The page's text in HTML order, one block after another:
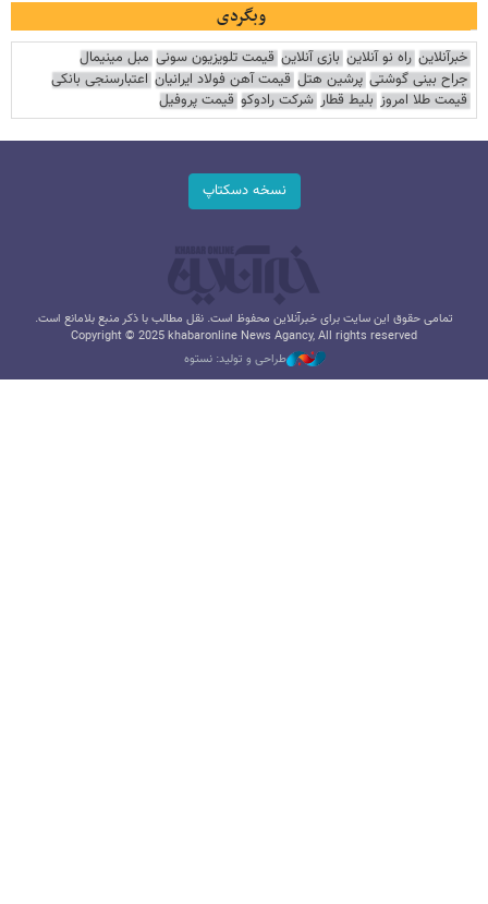
وبگردی
خبرآنلاین راه نو آنلاین بازی آنلاین قیمت تلویزیون سونی مبل مینیمال
جراح بینی گوشتی پرشین هتل قیمت آهن فولاد ایرانیان اعتبارسنجی بانکی
قیمت طلا امروز بلیط قطار شرکت رادوکو قیمت پروفیل
نسخه دسکتاپ
تمامی حقوق این سایت برای خبرآنلاین محفوظ است. نقل مطالب با ذکر منبع بلامانع است.
Copyright © 2025 khabaronline News Agancy, All rights reserved
طراحی و تولید: نستوه